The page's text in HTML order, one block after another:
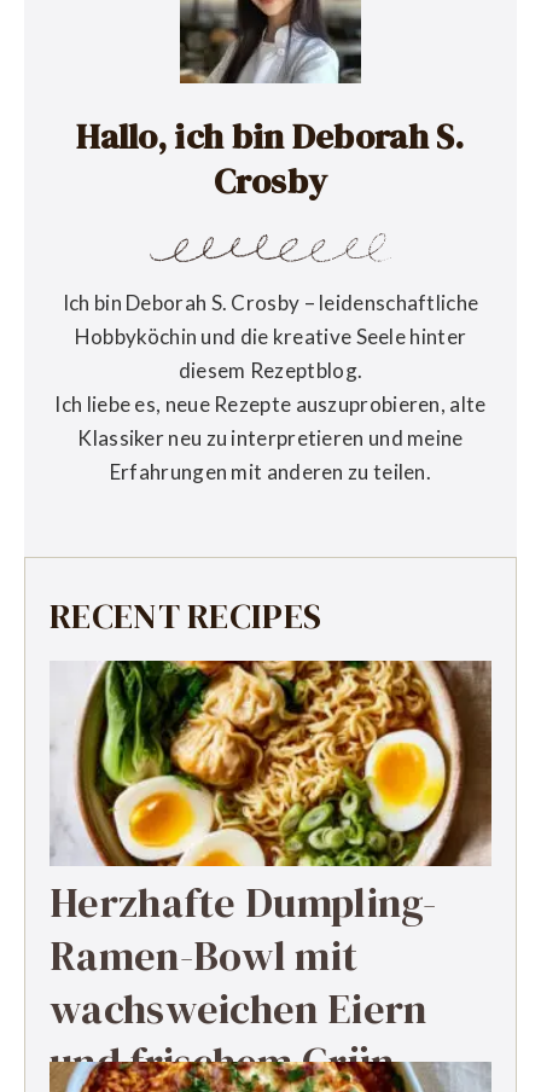
Hallo, ich bin Deborah S.
Crosby
Ich bin Deborah S. Crosby – leidenschaftliche
Hobbyköchin und die kreative Seele hinter
diesem Rezeptblog.
Ich liebe es, neue Rezepte auszuprobieren, alte
Klassiker neu zu interpretieren und meine
Erfahrungen mit anderen zu teilen.
RECENT RECIPES
Herzhafte Dumpling-
Ramen-Bowl mit
wachsweichen Eiern
und frischem Grün